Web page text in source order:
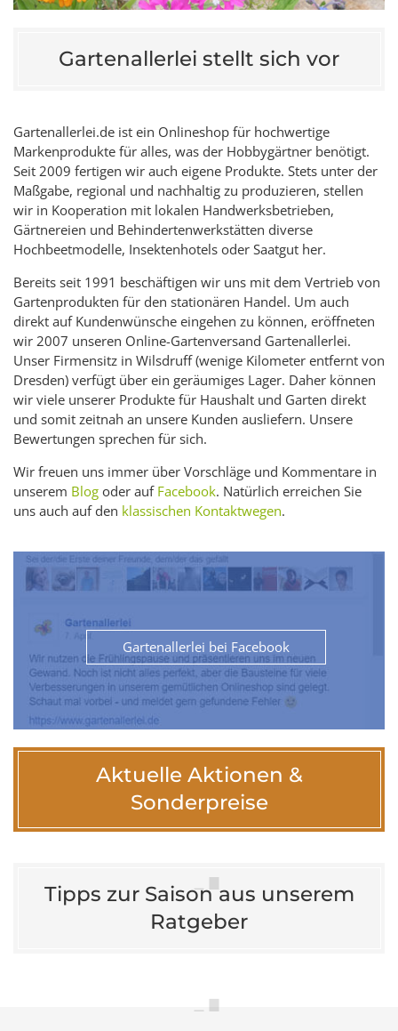
Gartenallerlei stellt sich vor
Gartenallerlei.de ist ein Onlineshop für hochwertige
Markenprodukte für alles, was der Hobbygärtner benötigt.
Seit 2009 fertigen wir auch eigene Produkte. Stets unter der
Maßgabe, regional und nachhaltig zu produzieren, stellen
wir in Kooperation mit lokalen Handwerksbetrieben,
Gärtnereien und Behindertenwerkstätten diverse
Hochbeetmodelle, Insektenhotels oder Saatgut her.
Bereits seit 1991 beschäftigen wir uns mit dem Vertrieb von
Gartenprodukten für den stationären Handel. Um auch
direkt auf Kundenwünsche eingehen zu können, eröffneten
wir 2007 unseren Online-Gartenversand Gartenallerlei.
Unser Firmensitz in Wilsdruff (wenige Kilometer entfernt von
Dresden) verfügt über ein geräumiges Lager. Daher können
wir viele unserer Produkte für Haushalt und Garten direkt
und somit zeitnah an unsere Kunden ausliefern. Unsere
Bewertungen sprechen für sich.
Wir freuen uns immer über Vorschläge und Kommentare in
unserem Blog oder auf Facebook. Natürlich erreichen Sie
uns auch auf den klassischen Kontaktwegen.
Gartenallerlei bei Facebook
Aktuelle Aktionen &
Sonderpreise
Tipps zur Saison aus unserem
Ratgeber